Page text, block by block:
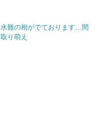
水難の相がでております…間
取り萌え